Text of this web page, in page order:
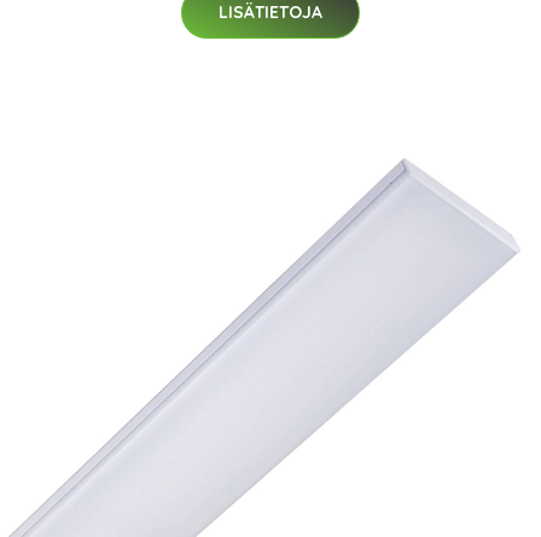
LISÄTIETOJA